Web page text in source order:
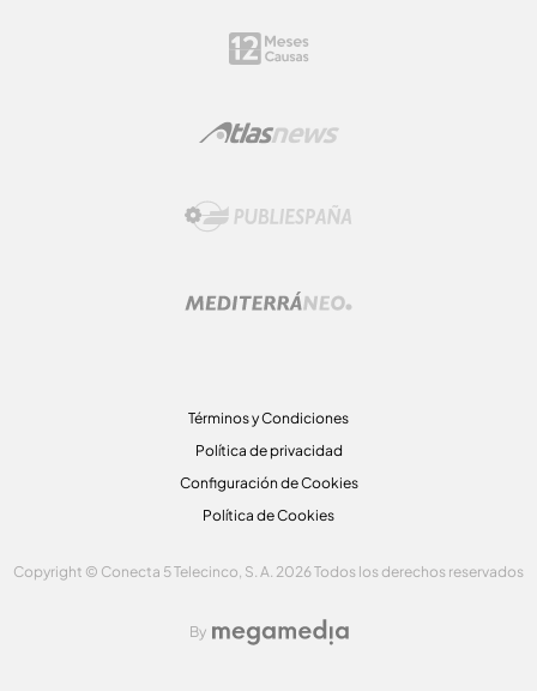
Términos y Condiciones
Política de privacidad
Configuración de Cookies
Política de Cookies
Copyright © Conecta 5 Telecinco, S. A. 2026 Todos los derechos reservados
By